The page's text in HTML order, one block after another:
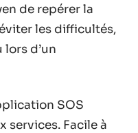
de repérer la
les difficultés,
d’un
SOS
services. Facile à